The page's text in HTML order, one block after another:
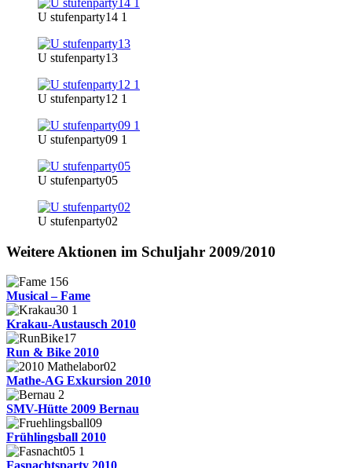
U stufenparty14 1
U stufenparty13
U stufenparty12 1
U stufenparty09 1
U stufenparty05
U stufenparty02
Weitere Aktionen im Schuljahr 2009/2010
Musical – Fame
Krakau-Austausch 2010
Run & Bike 2010
Mathe-AG Exkursion 2010
SMV-Hütte 2009 Bernau
Frühlingsball 2010